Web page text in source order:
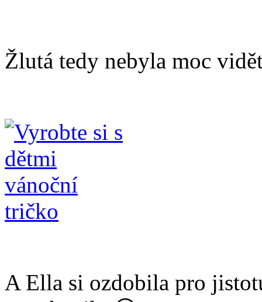
Žlutá tedy nebyla moc
A Ella si ozdobila pro